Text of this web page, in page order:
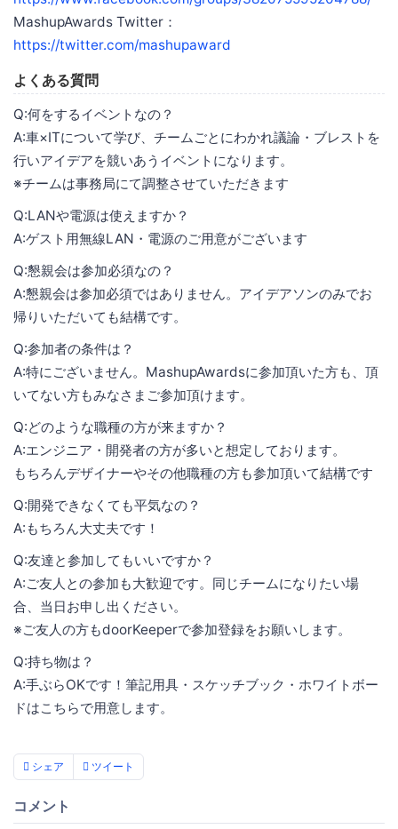
MashupAwards Twitter：
https://twitter.com/mashupaward
よくある質問
Q:何をするイベントなの？
A:車×ITについて学び、チームごとにわかれ議論・ブレストを
行いアイデアを競いあうイベントになります。
※チームは事務局にて調整させていただきます
Q:LANや電源は使えますか？
A:ゲスト用無線LAN・電源のご用意がございます
Q:懇親会は参加必須なの？
A:懇親会は参加必須ではありません。アイデアソンのみでお
帰りいただいても結構です。
Q:参加者の条件は？
A:特にございません。MashupAwardsに参加頂いた方も、頂
いてない方もみなさまご参加頂けます。
Q:どのような職種の方が来ますか？
A:エンジニア・開発者の方が多いと想定しております。
もちろんデザイナーやその他職種の方も参加頂いて結構です
Q:開発できなくても平気なの？
A:もちろん大丈夫です！
Q:友達と参加してもいいですか？
A:ご友人との参加も大歓迎です。同じチームになりたい場
合、当日お申し出ください。
※ご友人の方もdoorKeeperで参加登録をお願いします。
Q:持ち物は？
A:手ぶらOKです！筆記用具・スケッチブック・ホワイトボー
ドはこちらで用意します。
シェア ツイート
コメント